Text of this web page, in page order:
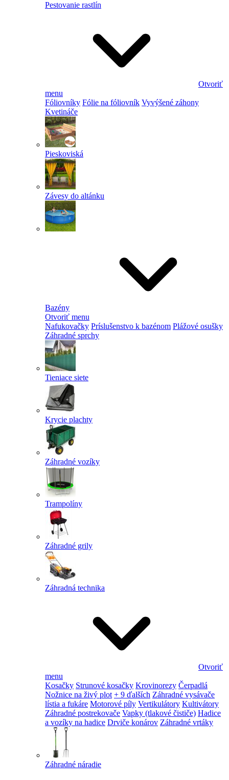
Pestovanie rastlín
Otvoriť
menu
Fóliovníky Fólie na fóliovník Vyvýšené záhony
Kvetináče
Pieskoviská
Závesy do altánku
Bazény
Otvoriť menu
Nafukovačky Príslušenstvo k bazénom Plážové osušky
Záhradné sprchy
Tieniace siete
Krycie plachty
Záhradné vozíky
Trampolíny
Záhradné grily
Záhradná technika
Otvoriť
menu
Kosačky Strunové kosačky Krovinorezy Čerpadlá
Nožnice na živý plot + 9 ďalších Záhradné vysávače
lístia a fukáre Motorové píly Vertikulátory Kultivátory
Záhradné postrekovače Vapky (tlakové čističe) Hadice
a vozíky na hadice Drviče konárov Záhradné vrtáky
Záhradné náradie